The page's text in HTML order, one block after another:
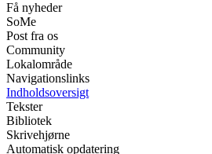
Få nyheder
SoMe
Post fra os
Community
Lokalområde
Navigationslinks
Indholdsoversigt
Tekster
Bibliotek
Skrivehjørne
Automatisk opdatering